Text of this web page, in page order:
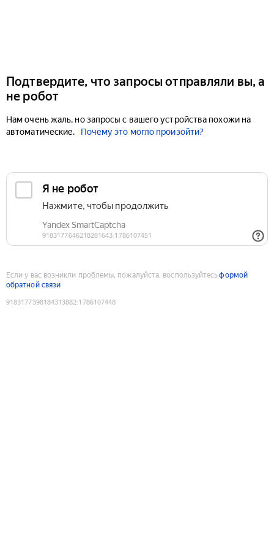
Подтвердите, что запросы отправляли вы, а
не робот
Нам очень жаль, но запросы с вашего устройства похожи на
автоматические.
Почему это могло произойти?
Если у вас возникли проблемы, пожалуйста, воспользуйтесьформой
обратной связи
9183177398184313882:1786107448